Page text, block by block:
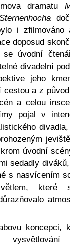
dramatu
i zfilmováno
doposud
úvodní
divadelní
jeho
a z
a celou
pojal v
úvodní
sedadly
s nasvícením
které
koncepci,